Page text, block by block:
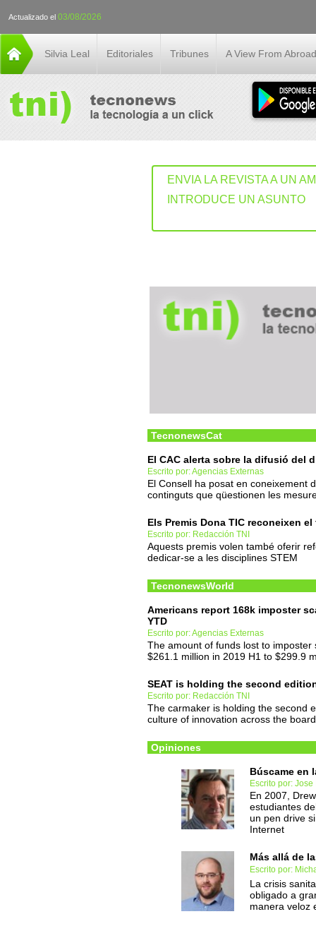
Actualizado el 03/08/2026
Silvia Leal Editoriales Tribunes A View From Abroad
ENVIA LA REVISTA A UN
INTRODUCE UN ASUNTO
TecnonewsCat
El CAC alerta sobre la difusió del
Escrito por: Agencias Externas
El Consell ha posat en coneixement
continguts que qüestionen les
Els Premis Dona TIC reconeixen
Escrito por: Redacción TNI
Aquests premis volen també oferir
dedicar-se a les disciplines STEM
TecnonewsWorld
Americans report 168k imposter
YTD
Escrito por: Agencias Externas
The amount of funds lost to
$261.1 million in 2019 H1 to $299.9
SEAT is holding the second
Escrito por: Redacción TNI
The carmaker is holding the second
culture of innovation across the
Opiniones
Búscame en
Escrito por:
En 2007,
estudiantes
un pen drive
Internet
Más allá de
Escrito por:
La crisis
obligado a
manera veloz